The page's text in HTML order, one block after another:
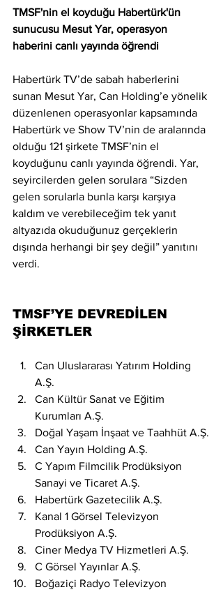
TMSF'nin el koyduğu Habertürk'ün
sunucusu Mesut Yar, operasyon
haberini canlı yayında öğrendi
Habertürk TV’de sabah haberlerini
sunan Mesut Yar, Can Holding’e yönelik
düzenlenen operasyonlar kapsamında
Habertürk ve Show TV’nin de aralarında
olduğu 121 şirkete TMSF’nin el
koyduğunu canlı yayında öğrendi. Yar,
seyircilerden gelen sorulara “Sizden
gelen sorularla bunla karşı karşıya
kaldım ve verebileceğim tek yanıt
altyazıda okuduğunuz gerçeklerin
dışında herhangi bir şey değil” yanıtını
verdi.
TMSF’YE DEVREDİLEN
ŞİRKETLER
Can Uluslararası Yatırım Holding
A.Ş.
Can Kültür Sanat ve Eğitim
Kurumları A.Ş.
Doğal Yaşam İnşaat ve Taahhüt A.Ş.
Can Yayın Holding A.Ş.
C Yapım Filmcilik Prodüksiyon
Sanayi ve Ticaret A.Ş.
Habertürk Gazetecilik A.Ş.
Kanal 1 Görsel Televizyon
Prodüksiyon A.Ş.
Ciner Medya TV Hizmetleri A.Ş.
C Görsel Yayınlar A.Ş.
Boğaziçi Radyo Televizyon